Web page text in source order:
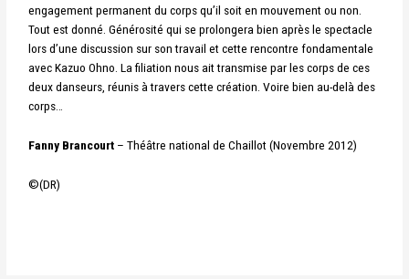
engagement permanent du corps qu’il soit en mouvement ou non.
Tout est donné.Générosité qui se prolongera bien après le spectacle
lors d’une discussion sur son travail et cette rencontre fondamentale
avec Kazuo Ohno.La filiation nous ait transmise par les corps de ces
deux danseurs, réunis à travers cette création. Voire bien au-delà des
corps…
Fanny Brancourt – Théâtre national de Chaillot (Novembre 2012)
©(DR)